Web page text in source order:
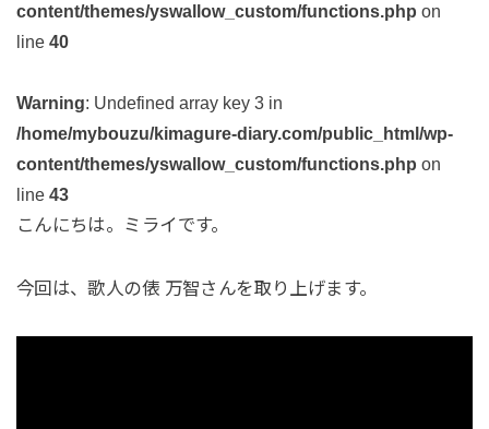
content/themes/yswallow_custom/functions.php on
line 40
Warning: Undefined array key 3 in
/home/mybouzu/kimagure-diary.com/public_html/wp-
content/themes/yswallow_custom/functions.php on
line 43
こんにちは。ミライです。
今回は、歌人の俵 万智さんを取り上げます。